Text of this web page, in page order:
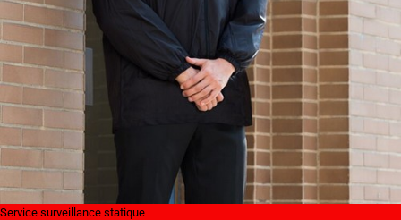
Service surveillance statique